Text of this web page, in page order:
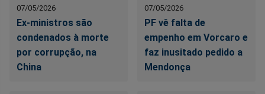
07/05/2026
Ex-ministros são
condenados à morte
por corrupção, na
China
07/05/2026
PF vê falta de
empenho em Vorcaro e
faz inusitado pedido a
Mendonça